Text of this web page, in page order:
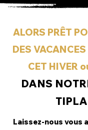
ALORS PRÊT
DES
CET HIVER
DANS
Laissez-nous vous